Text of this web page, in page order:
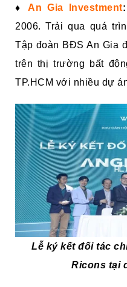
♦ An Gia Investment:
2006. Trải qua quá
Tập đoàn BĐS An Gia
trên thị trường bất
TP.HCM với nhiều dự
Lễ ký kết đối tác
Ricons tại